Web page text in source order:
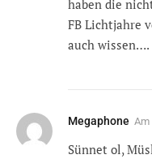
haben die
FB Lichtjahre
auch wissen….
Megaphone Am
Sünnet ol,